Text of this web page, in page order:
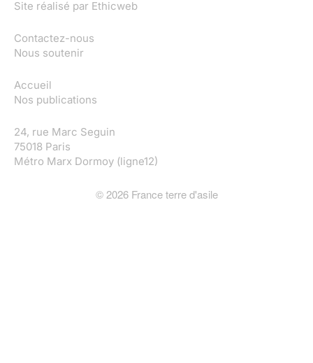
Site réalisé par Ethicweb
Contactez-nous
Nous soutenir
Accueil
Nos publications
24, rue Marc Seguin
75018 Paris
Métro Marx Dormoy (ligne12)
© 2026France terre d'asile